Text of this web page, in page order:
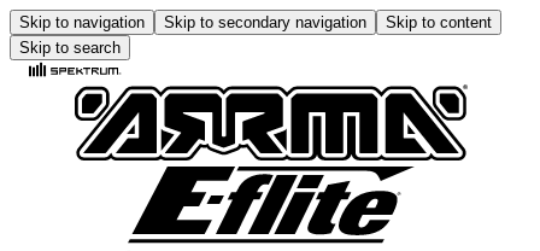
Skip to navigation Skip to secondary navigation
Skip to content
Skip to search